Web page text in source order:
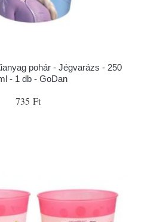
pohár - Jégvarázs - 250
- 1 db - GoDan
735 Ft